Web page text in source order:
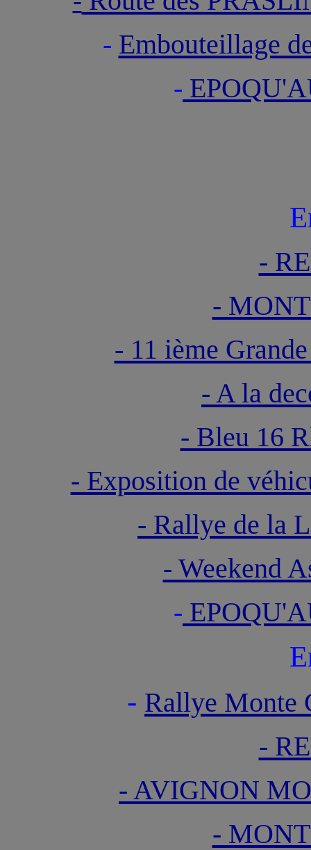
- Embouteillage
-
-
-
- 11 ième
- A la
- Bleu 16
- Exposition de
- Rallye de la
- Weekend
-
- Rallye Monte
-
- AVIGNON
-